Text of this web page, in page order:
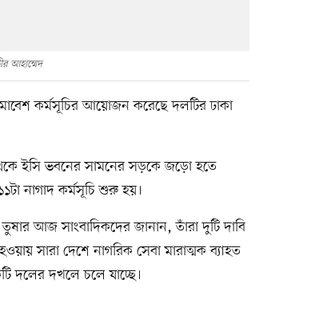
আহাম্মেদ
কর্মসূচির আয়োজন করেছে দলটির ঢাকা
ইসি ভবনের সামনের সড়কে জড়ো হতে
নাগাদ কর্মসূচি শুরু হয়।
আজ সাংবাদিকদের জানান, তাঁরা দুটি দাবি
সারা দেশে নাগরিক সেবা মারাত্মক ব্যাহত
দলের দখলে চলে যাচ্ছে।